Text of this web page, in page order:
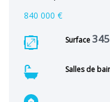
840 000 €
Surface345
Salles de